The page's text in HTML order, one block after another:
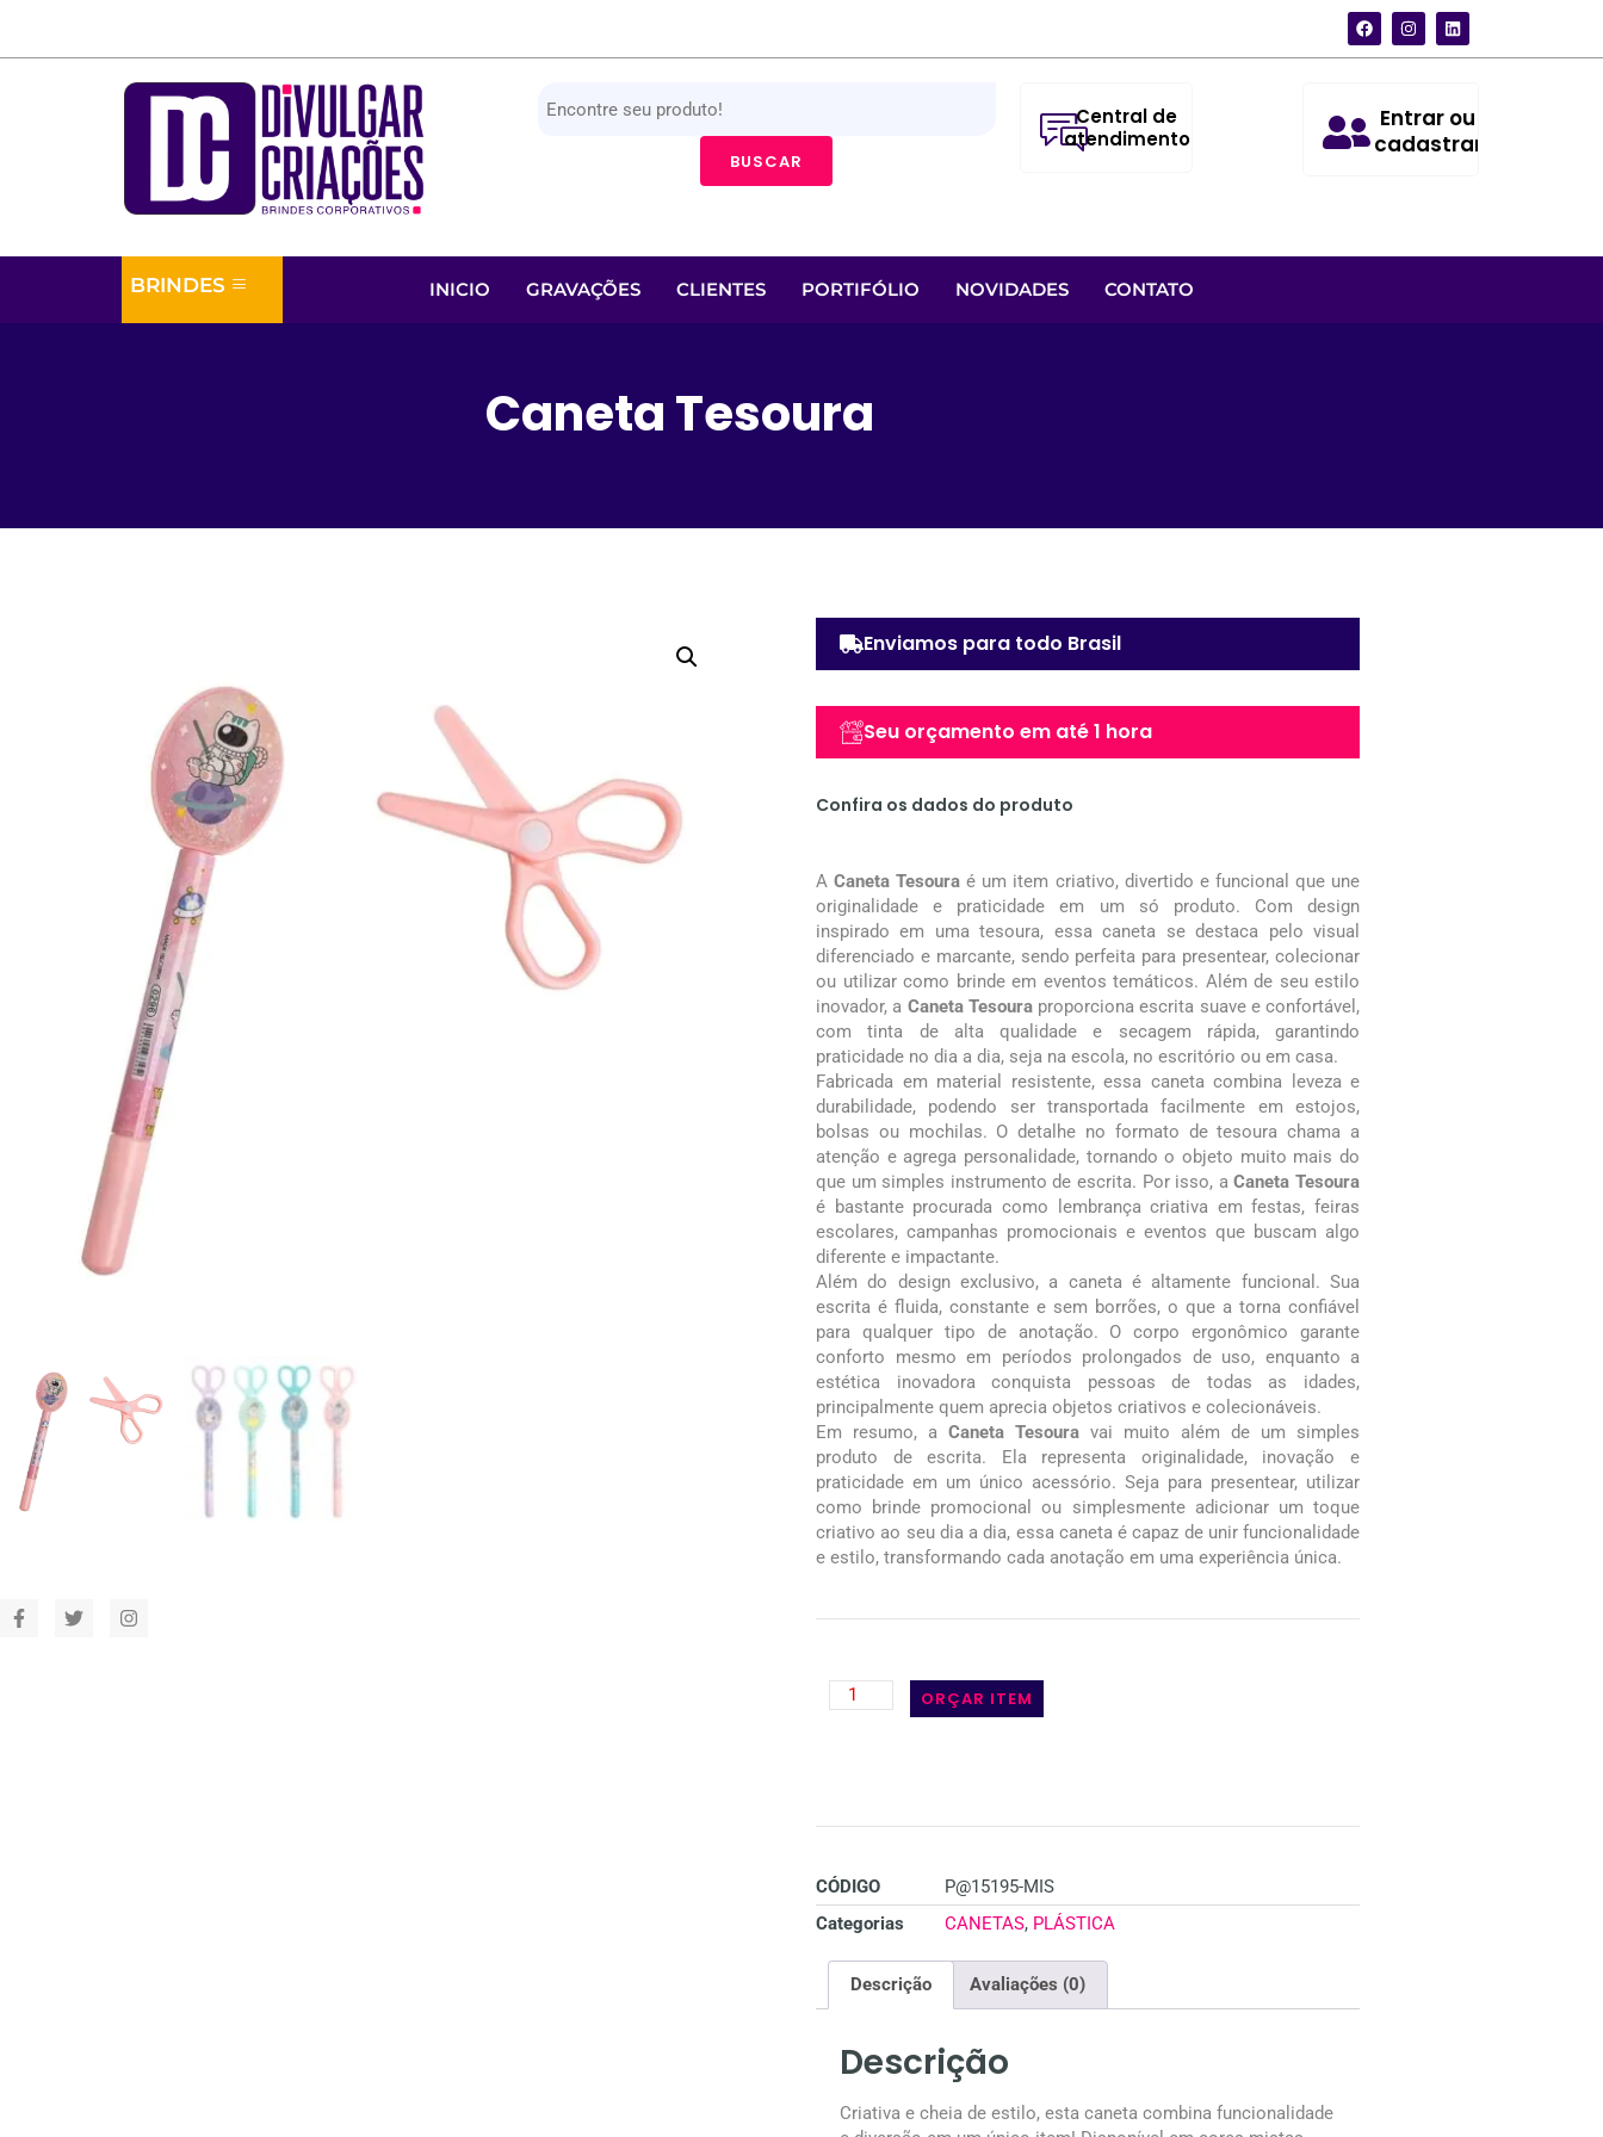
BUSCAR
Central de
atendimento
Entrar ou
cadastrar
BRINDES INICIO GRAVAÇÕES CLIENTES PORTIFÓLIO NOVIDADES CONTATO
Caneta Tesoura
Enviamos para todo Brasil
Seu orçamento em até 1 hora
Confira os dados do produto
ACaneta Tesoura é um item criativo, divertido e funcional que une
originalidade e praticidade em um só produto. Com design
inspirado em uma tesoura, essa caneta se destaca pelo visual
diferenciado e marcante, sendo perfeita para presentear, colecionar
ou utilizar como brinde em eventos temáticos. Além de seu estilo
inovador, a Caneta Tesouraproporciona escrita suave e confortável,
com tinta de alta qualidade e secagem rápida, garantindo
praticidade no dia a dia, seja na escola, no escritório ou em casa.
Fabricada em material resistente, essa caneta combina leveza e
durabilidade, podendo ser transportada facilmente em estojos,
bolsas ou mochilas. O detalhe no formato de tesoura chama a
atenção e agrega personalidade, tornando o objeto muito mais do
que um simples instrumento de escrita. Por isso, aCaneta Tesoura
é bastante procurada como lembrança criativa em festas, feiras
escolares, campanhas promocionais e eventos que buscam algo
diferente e impactante.
Além do design exclusivo, a caneta é altamente funcional. Sua
escrita é fluida, constante e sem borrões, o que a torna confiável
para qualquer tipo de anotação. O corpo ergonômico garante
conforto mesmo em períodos prolongados de uso, enquanto a
estética inovadora conquista pessoas de todas as idades,
principalmente quem aprecia objetos criativos e colecionáveis.
Em resumo, a Caneta Tesoura vai muito além de um simples
produto de escrita. Ela representa originalidade, inovação e
praticidade em um único acessório. Seja para presentear, utilizar
como brinde promocional ou simplesmente adicionar um toque
criativo ao seu dia a dia, essa caneta é capaz de unir funcionalidade
e estilo, transformando cada anotação em uma experiência única.
ORÇAR ITEM
CÓDIGO
P@15195-MIS
Categorias
CANETAS, PLÁSTICA
Descrição Avaliações (0)
Descrição
Criativa e cheia de estilo, esta caneta combina funcionalidade